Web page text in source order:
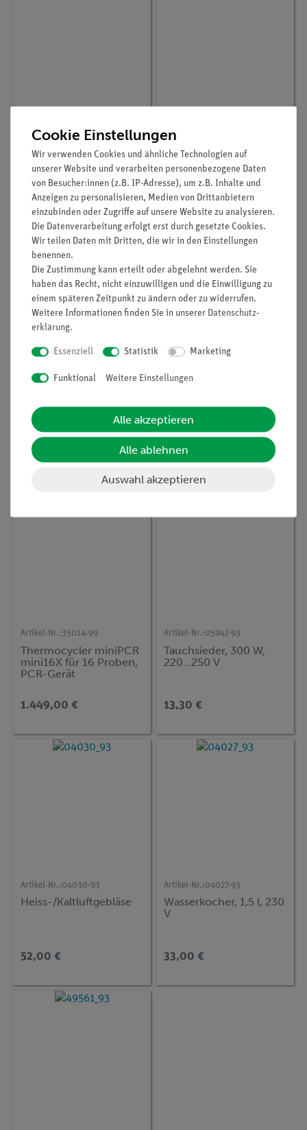
Artikel-Nr.:32288-93
Leistungssteller, 230
Volt, max. 2990 Watt
144,00 €
Gehäuseheizhaube für
500-mlRundkolben für
Komplettversuche, mit
Personenschutzschalte
r, 230 V
281,00 €
Artikel-Nr.:49572-93
Rundkolben, 230 Volt
205,00 €
Artikel-Nr.:
Gehäuseheizhauben
(Komplettversuche)
20,00 €
Artikel-Nr.:35014-99
Thermocycler miniPCR
mini16X für 16 Proben,
PCR-Gerät
1.449,00 €
Artikel-Nr.:05947-93
Tauchsieder, 300 W,
220...250 V
13,30 €
Artikel-Nr.:04030-93
Heiss-/Kaltluftgebläse
52,00 €
Artikel-Nr.:04027-93
Wasserkocher, 1,5 l, 230
V
33,00 €
Cookie Einstellungen
Wir verwenden Cookies und ähnliche Technologien auf
unserer Website und verarbeiten personenbezogene Daten
von Besucher:innen (z.B. IP-Adresse), um z.B. Inhalte und
Anzeigen zu personalisieren, Medien von Drittanbietern
einzubinden oder Zugriffe auf unsere Website zu analysieren.
Die Datenverarbeitung erfolgt erst durch gesetzte Cookies.
Wir teilen Daten mit Dritten, die wir in den Einstellungen
benennen.
Die Zustimmung kann erteilt oder abgelehnt werden. Sie
haben das Recht, nicht einzuwilligen und die Einwilligung zu
einem späteren Zeitpunkt zu ändern oder zu widerrufen.
Weitere Informationen finden Sie in unserer Daten­schutz­
erklärung.
Essenziell Statistik Marketing
Funktional Weitere Einstellungen
Alle akzeptieren
Alle ablehnen
Auswahl akzeptieren